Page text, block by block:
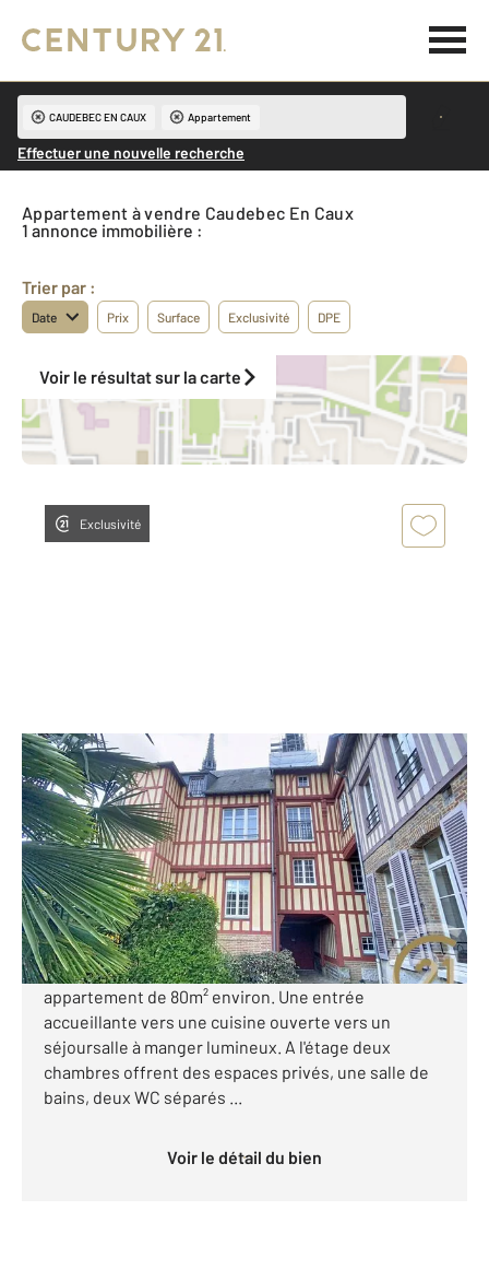
CAUDEBEC EN CAUX Appartement
Effectuer une nouvelle recherche
Appartement à vendre Caudebec En Caux
1 annonce immobilière :
Trier par :
Date Prix Surface Exclusivité DPE
Voir le résultat sur la carte
Exclusivité
CAUDEBEC EN CAUX 76
80 m2, 3 pièces
Ref : 7237
Appartement Duplex à vendre
138 000 €
Visiter le site dédié
Dans le cœur paisible de CaudebecenCaux, cet
appartement de 80m² environ. Une entrée
accueillante vers une cuisine ouverte vers un
séjoursalle à manger lumineux. A l'étage deux
chambres offrent des espaces privés, une salle de
bains, deux WC séparés ...
Voir le détail du bien